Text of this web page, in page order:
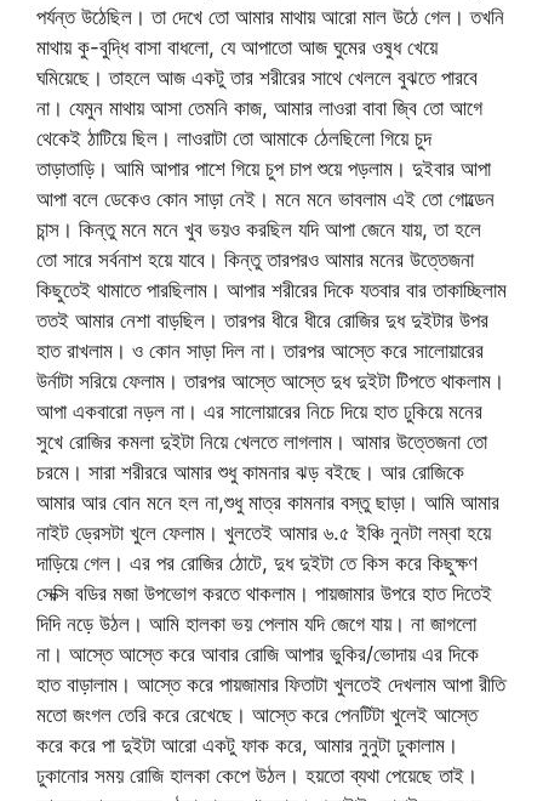
পর্যন্ত উঠেছিল। তা দেখে তো আমার মাথায় আরো মাল উঠে গেল। তখনি
মাথায় কু-বুদ্ধি বাসা বাধলো, যে আপাতো আজ ঘুমের ওষুধ খেয়ে
ঘমিয়েছে। তাহলে আজ একটু তার শরীরের সাথে খেললে বুঝতে পারবে
না। যেমুন মাথায় আসা তেমনি কাজ, আমার লাওরা বাবা জ্বি তো আগে
থেকেই ঠাটিয়ে ছিল। লাওরাটা তো আমাকে ঠেলছিলো গিয়ে চুদ
তাড়াতাড়ি। আমি আপার পাশে গিয়ে চুপ চাপ শুয়ে পড়লাম। দুইবার আপা
আপা বলে ডেকেও কোন সাড়া নেই। মনে মনে ভাবলাম এই তো গোল্ডেন
চান্স। কিন্তু মনে মনে খুব ভয়ও করছিল যদি আপা জেনে যায়, তা হলে
তো সারে সর্বনাশ হয়ে যাবে। কিন্তু তারপরও আমার মনের উত্তেজনা
কিছুতেই থামাতে পারছিলাম। আপার শরীরের দিকে যতবার বার তাকাচ্ছিলাম
ততই আমার নেশা বাড়ছিল। তারপর ধীরে ধীরে রোজির দুধ দুইটার উপর
হাত রাখলাম। ও কোন সাড়া দিল না। তারপর আস্তে করে সালোয়ারের
উর্নাটা সরিয়ে ফেলাম। তারপর আস্তে আস্তে দুধ দুইটা টিপতে থাকলাম।
আপা একবারো নড়ল না। এর সালোয়ারের নিচে দিয়ে হাত ঢুকিয়ে মনের
সুখে রোজির কমলা দুইটা নিয়ে খেলতে লাগলাম। আমার উত্তেজনা তো
চরমে। সারা শরীররে আমার শুধু কামনার ঝড় বইছে। আর রোজিকে
আমার আর বোন মনে হল না,শুধু মাত্র কামনার বস্তু ছাড়া। আমি আমার
নাইট ড্রেসটা খুলে ফেলাম। খুলতেই আমার ৬.৫ ইঞ্চি নুনটা লম্বা হয়ে
দাড়িয়ে গেল। এর পর রোজির ঠোটে, দুধ দুইটা তে কিস করে কিছুক্ষণ
সেক্সি বডির মজা উপভোগ করতে থাকলাম। পায়জামার উপরে হাত দিতেই
দিদি নড়ে উঠল। আমি হালকা ভয় পেলাম যদি জেগে যায়। না জাগলো
না। আস্তে আস্তে করে আবার রোজি আপার ভুকির/ভোদায় এর দিকে
হাত বাড়ালাম। আস্তে করে পায়জামার ফিতাটা খুলতেই দেখলাম আপা রীতি
মতো জংগল তেরি করে রেখেছে। আস্তে করে পেনটিটা খুলেই আস্তে
করে করে পা দুইটা আরো একটু ফাক করে, আমার নুনুটা ঢুকালাম।
ঢুকানোর সময় রোজি হালকা কেপে উঠল। হয়তো ব্যথা পেয়েছে তাই।